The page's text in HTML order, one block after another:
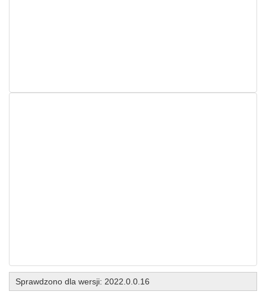
Sprawdzono dla wersji: 2022.0.0.16